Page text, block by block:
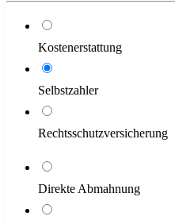
Kostenerstattung
Selbstzahler
Rechtsschutzversicherung
Direkte Abmahnung